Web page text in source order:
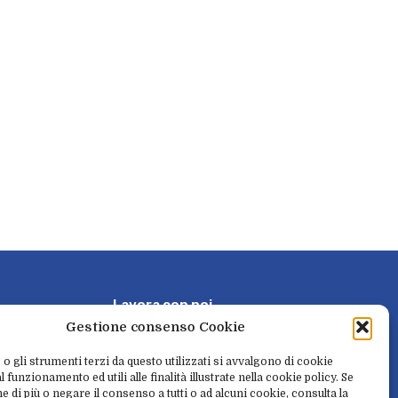
Gestione consenso Cookie
o gli strumenti terzi da questo utilizzati si avvalgono di cookie
funzionamento ed utili alle finalità illustrate nella cookie policy. Se
di più o negare il consenso a tutti o ad alcuni cookie, consulta la
Lavoraconnoi
Pr enotaeritira